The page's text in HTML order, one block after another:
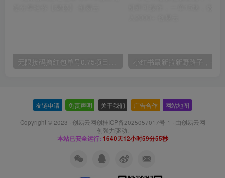
友链申请 免责声明 关于我们 广告合作 网站地图
Copyright © 2023 · 创易云网创桂ICP备2025057017号-1 · 由创易云网
创强力驱动.
本站已安全运行: 1640天12小时59分56秒